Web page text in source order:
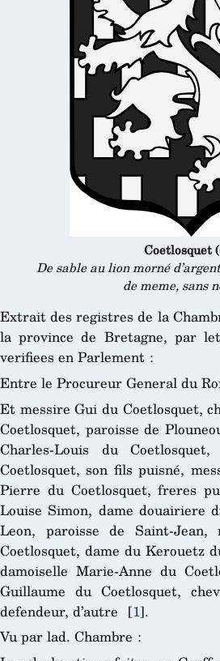
Coetlosquet
De sable au lion morné
de meme, sans
Extrait des registres de la
la province de Bretagne, par
verifiees en Parlement :
Entre le Procureur General du
Et messire Gui du Coetlosquet,
Coetlosquet, paroisse de
Charles-Louis du
Coetlosquet, son fils puisné,
Pierre du Coetlosquet, freres
Louise Simon, dame douairiere
Leon, paroisse de Saint-
Coetlosquet, dame du Kerouetz
damoiselle Marie-Anne du
Guillaume du Coetlosquet,
defendeur, d’autre [1].
Vu par lad. Chambre :